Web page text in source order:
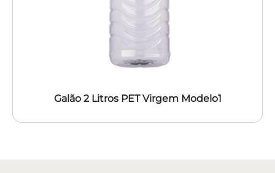
Galão 2 Litros PET Virgem Modelo1